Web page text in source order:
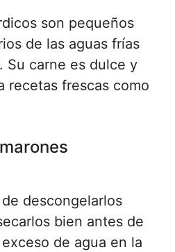
son pequeños
de las aguas frías
Su carne es dulce y
recetas frescas como
descongelarlos
bien antes de
de agua en la